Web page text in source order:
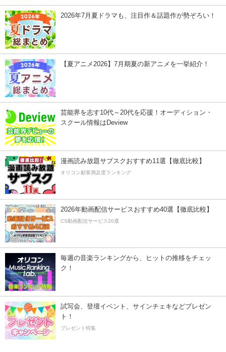
2026年7月夏ドラマも、注目作＆話題作が勢ぞろい！
【夏アニメ2026】7月期夏の新アニメを一挙紹介！
芸能界を志す10代～20代を応援！オーディション・
スクール情報はDeview
漫画読み放題サブスクおすすめ11選【徹底比較】
オリコン顧客満足度ランキング
2026年動画配信サービスおすすめ40選【徹底比較】
CS動画配信サービス20選
毎週の音楽ランキングから、ヒットの推移をチェッ
ク！
試写会、登壇イベント、サインチェキなどプレゼン
ト！
プレゼント特集